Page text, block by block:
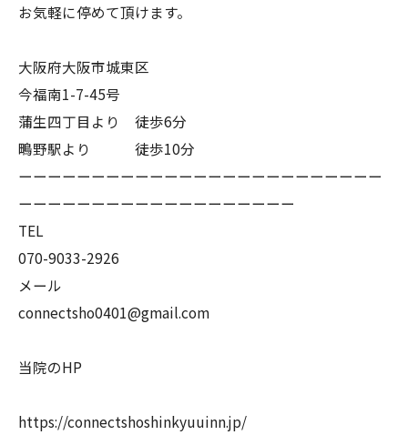
お気軽に停めて頂けます。
大阪府大阪市城東区
今福南1-7-45号
蒲生四丁目より 徒歩6分
鴫野駅より 徒歩10分
ーーーーーーーーーーーーーーーーーーーーーーーーー
ーーーーーーーーーーーーーーーーーーー
TEL
070-9033-2926
メール
connectsho0401@gmail.com
当院のHP
https://connectshoshinkyuuinn.jp/